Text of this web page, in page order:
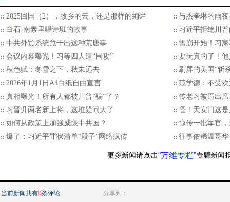
2025回国（2），故乡的云，还是那样的绚烂
与杰奎琳的雨
白石-南素里唱诗班的故事
习近平拒绝川普
中共外贸系统竟干出这种荒唐事
雪崩开始！习
会议内幕曝光！习等四人遭“围攻”
要玩真的了！
秋色赋：冬雪之下，秋未远去
刷屏的美国“斩
2026年1月1日A4白纸自由宣言
范学德：不受
真相曝光！所有人都被川普“骗”了？
传老习被逼出
习晋升两名新上将，这堆疑问大了
怪！天安门这
如何从政策上加强威慑中共国？
惊传一批军官
爆了：习近平罪状清单“段子”网络疯传
往事依稀温哥华
“万维专栏”
当前新闻共有0条评论 分享到：